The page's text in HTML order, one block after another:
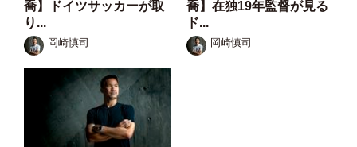
喬】ドイツサッカーが取
り...
岡崎慎司
喬】在独19年監督が見る
ド...
岡崎慎司